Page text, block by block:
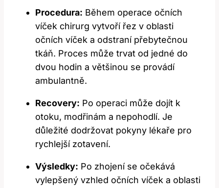
Procedura: Během operace očních
víček chirurg vytvoří řez v oblasti
očních víček a odstraní přebytečnou
tkáň. Proces může trvat od jedné do
dvou hodin a většinou se provádí
ambulantně.
Recovery: Po operaci může dojít k
otoku, modřinám a nepohodlí. Je
důležité dodržovat pokyny lékaře pro
rychlejší zotavení.
Výsledky: Po zhojení se očekává
vylepšený vzhled očních víček a oblasti